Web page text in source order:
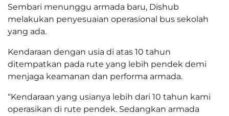
Sembari menunggu armada baru, Dishub
melakukan penyesuaian operasional bus sekolah
yang ada.
Kendaraan dengan usia di atas 10 tahun
ditempatkan pada rute yang lebih pendek demi
menjaga keamanan dan performa armada.
“Kendaraan yang usianya lebih dari 10 tahun kami
operasikan di rute pendek. Sedangkan armada